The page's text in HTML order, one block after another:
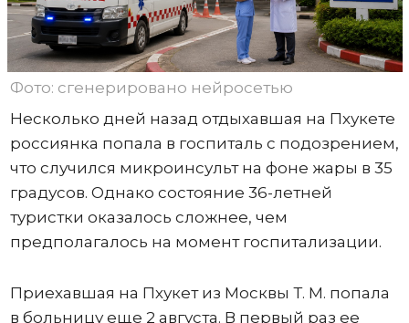
Фото: сгенерировано нейросетью
Несколько дней назад отдыхавшая на Пхукете
россиянка попала в госпиталь с подозрением,
что случился микроинсульт на фоне жары в 35
градусов. Однако состояние 36-летней
туристки оказалось сложнее, чем
предполагалось на момент госпитализации.
Приехавшая на Пхукет из Москвы Т. М. попала
в больницу еще 2 августа. В первый раз ее